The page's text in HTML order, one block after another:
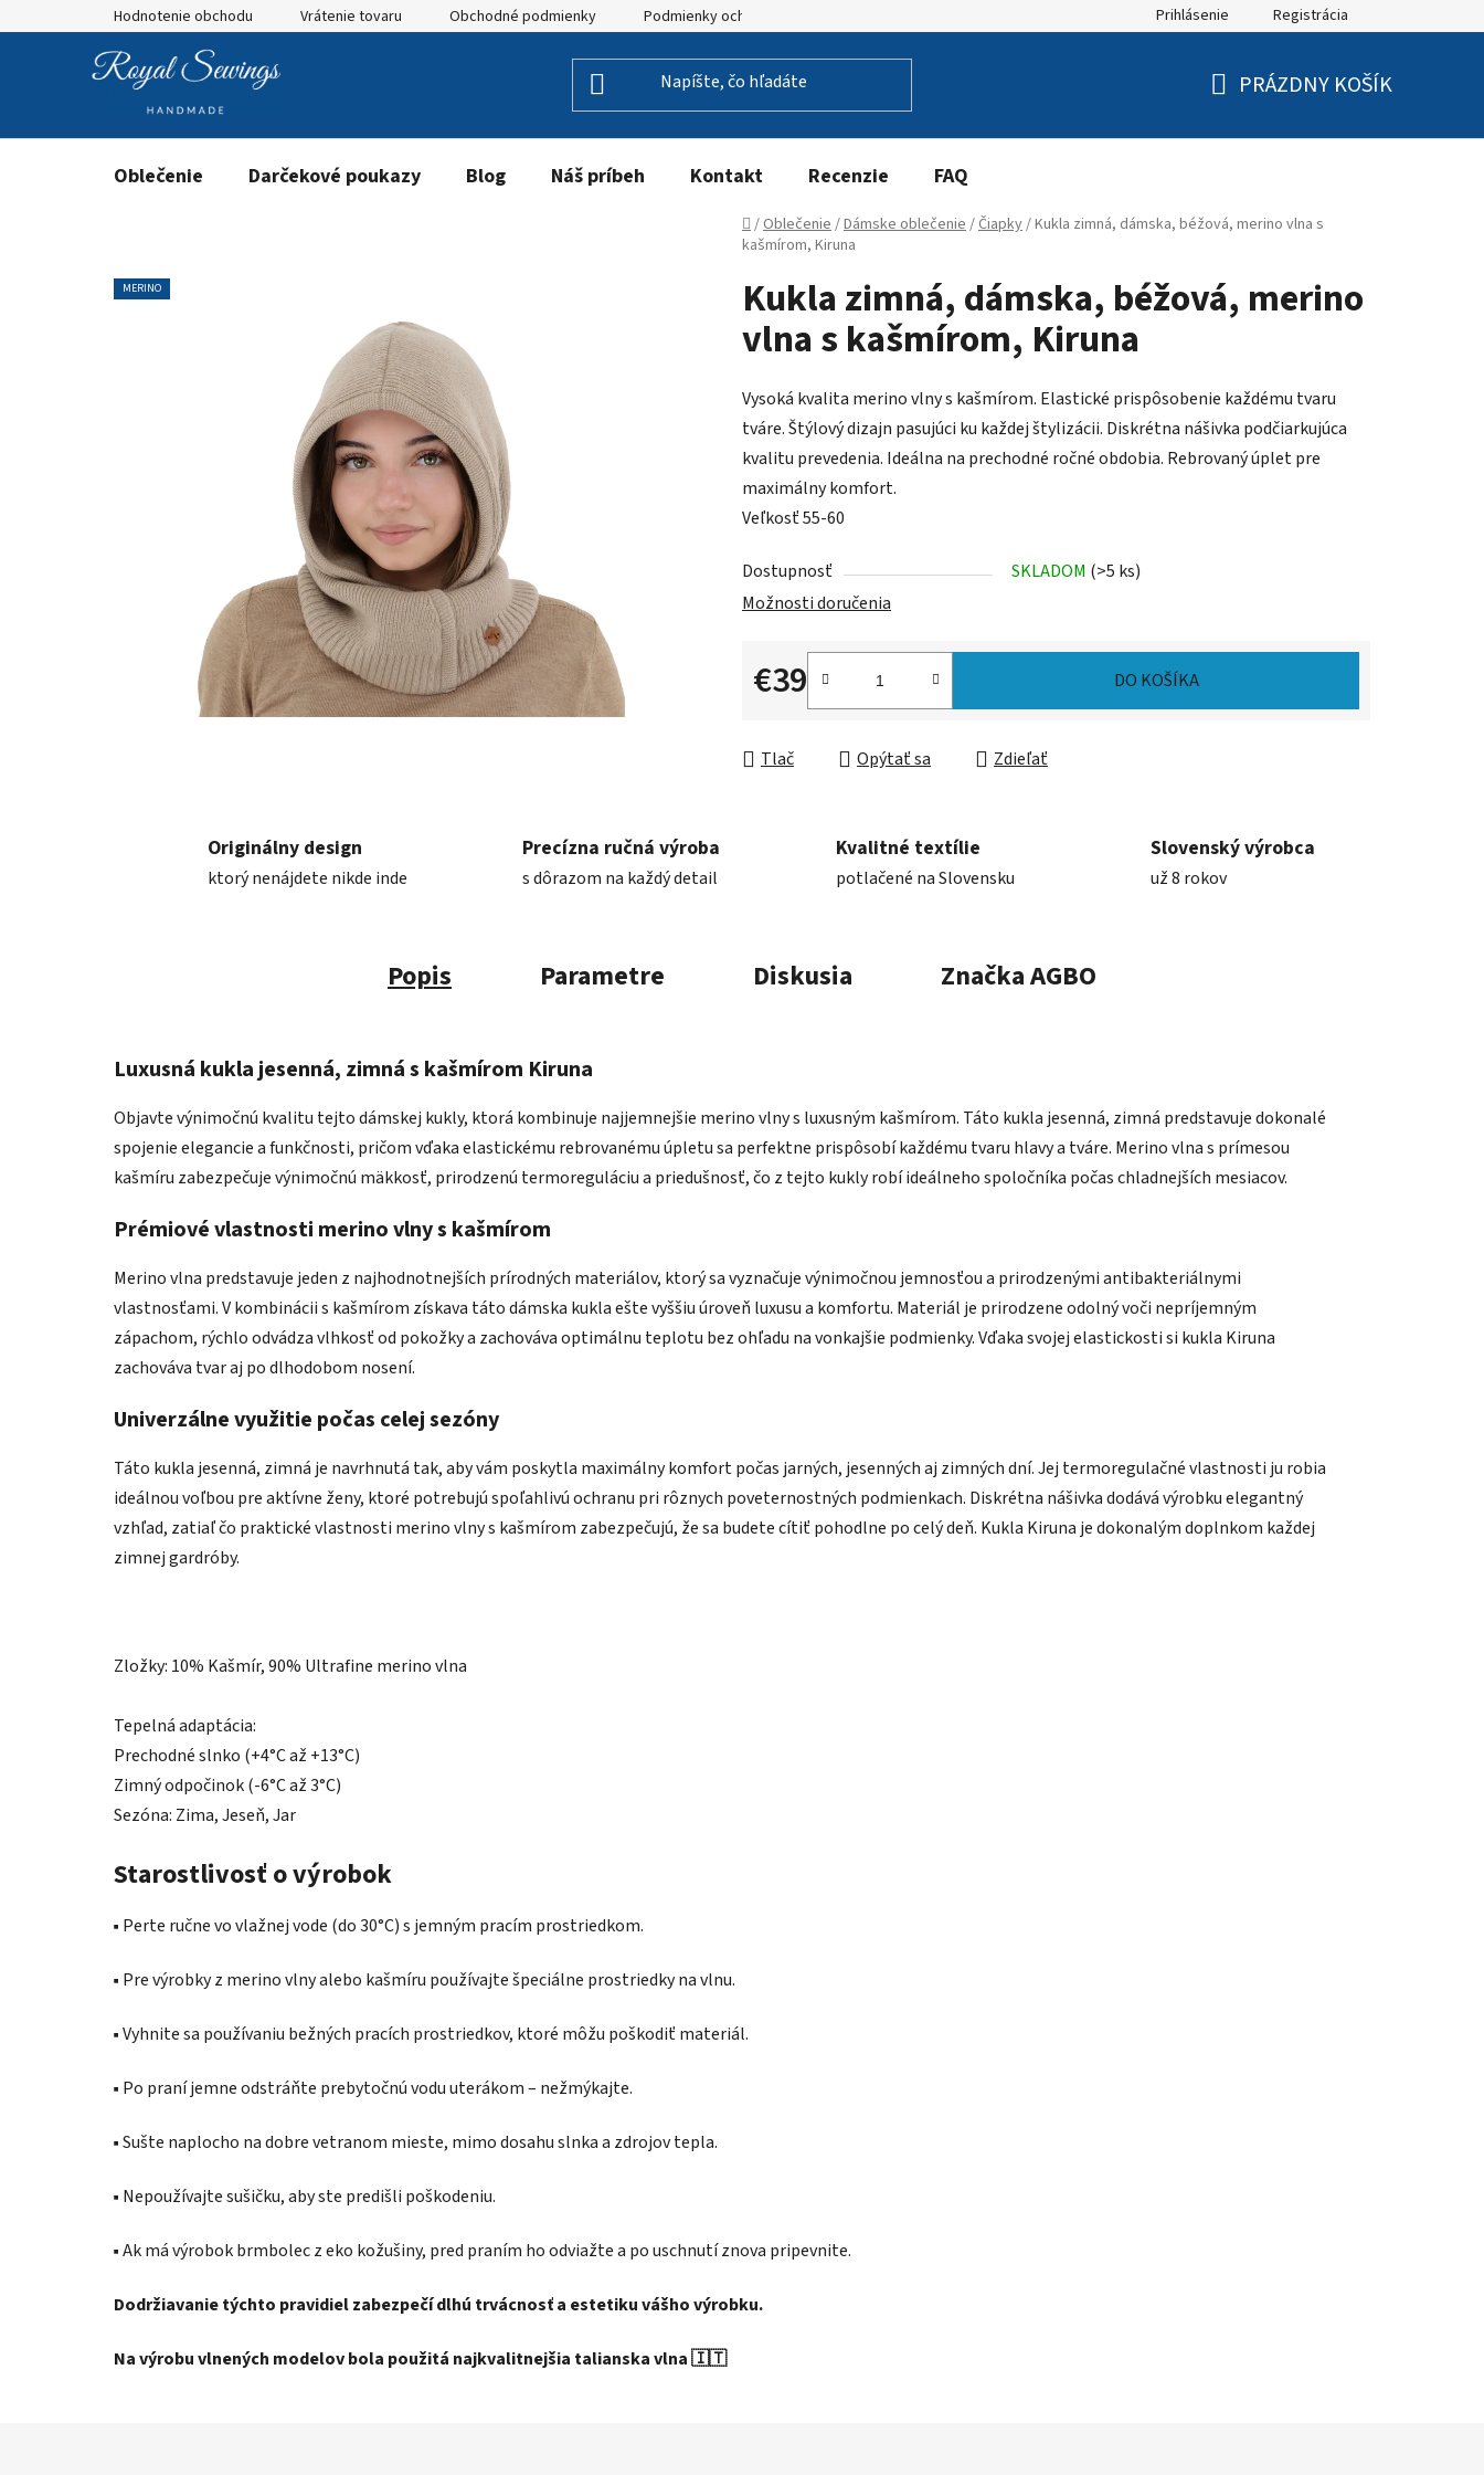
na
Hodnotenie obchodu Vrátenie tovaru Obchodné podmienky Podmienky ochrany osobných údajov Prihlásenie Registrácia
PRÁZDNY KOŠÍK
Oblečenie Darčekové poukazy Blog Náš príbeh Kontakt Recenzie FAQ
Domov
/Oblečenie/Dámske oblečenie/Čiapky/Kukla zimná, dámska, béžová, merino vlna s
kašmírom, Kiruna
Kukla zimná, dámska, béžová, merino
vlna s kašmírom, Kiruna
Vysoká kvalita merino vlny s kašmírom. Elastické prispôsobenie každému tvaru
tváre. Štýlový dizajn pasujúci ku každej štylizácii. Diskrétna nášivka podčiarkujúca
kvalitu prevedenia. Ideálna na prechodné ročné obdobia. Rebrovaný úplet pre
maximálny komfort.
Veľkosť 55-60
Dostupnosť SKLADOM (>5 ks)
Možnosti doručenia
€39
Jednotková cena:
DO KOŠÍKA
Tlač Opýtať sa Zdieľať
MERINO
Originálny design
ktorý nenájdete nikde inde
Precízna ručná výroba
s dôrazom na každý detail
Kvalitné textílie
potlačené na Slovensku
Slovenský výrobca
už 8 rokov
Popis Parametre Diskusia ZnačkaAGBO
Luxusná kukla jesenná, zimná s kašmírom Kiruna
Objavte výnimočnú kvalitu tejto dámskej kukly, ktorá kombinuje najjemnejšie merino vlny s luxusným kašmírom. Táto kukla jesenná, zimná predstavuje dokonalé
spojenie elegancie a funkčnosti, pričom vďaka elastickému rebrovanému úpletu sa perfektne prispôsobí každému tvaru hlavy a tváre. Merino vlna s prímesou
kašmíru zabezpečuje výnimočnú mäkkosť, prirodzenú termoreguláciu a priedušnosť, čo z tejto kukly robí ideálneho spoločníka počas chladnejších mesiacov.
Prémiové vlastnosti merino vlny s kašmírom
Merino vlna predstavuje jeden z najhodnotnejších prírodných materiálov, ktorý sa vyznačuje výnimočnou jemnosťou a prirodzenými antibakteriálnymi
vlastnosťami. V kombinácii s kašmírom získava táto dámska kukla ešte vyššiu úroveň luxusu a komfortu. Materiál je prirodzene odolný voči nepríjemným
zápachom, rýchlo odvádza vlhkosť od pokožky a zachováva optimálnu teplotu bez ohľadu na vonkajšie podmienky. Vďaka svojej elastickosti si kukla Kiruna
zachováva tvar aj po dlhodobom nosení.
Univerzálne využitie počas celej sezóny
Táto kukla jesenná, zimná je navrhnutá tak, aby vám poskytla maximálny komfort počas jarných, jesenných aj zimných dní. Jej termoregulačné vlastnosti ju robia
ideálnou voľbou pre aktívne ženy, ktoré potrebujú spoľahlivú ochranu pri rôznych poveternostných podmienkach. Diskrétna nášivka dodává výrobku elegantný
vzhľad, zatiaľ čo praktické vlastnosti merino vlny s kašmírom zabezpečujú, že sa budete cítiť pohodlne po celý deň. Kukla Kiruna je dokonalým doplnkom každej
zimnej gardróby.
Zložky: 10% Kašmír, 90% Ultrafine merino vlna
Tepelná adaptácia:
Prechodné slnko (+4°C až +13°C)
Zimný odpočinok (-6°C až 3°C)
Sezóna: Zima,Jeseň,Jar
Starostlivosť o výrobok
▪️ Perte ručne vo vlažnej vode (do 30°C) s jemným pracím prostriedkom.
▪️ Pre výrobky z merino vlny alebo kašmíru používajte špeciálne prostriedky na vlnu.
▪️ Vyhnite sa používaniu bežných pracích prostriedkov, ktoré môžu poškodiť materiál.
▪️ Po praní jemne odstráňte prebytočnú vodu uterákom – nežmýkajte.
▪️ Sušte naplocho na dobre vetranom mieste, mimo dosahu slnka a zdrojov tepla.
▪️ Nepoužívajte sušičku, aby ste predišli poškodeniu.
▪️ Ak má výrobok brmbolec z eko kožušiny, pred praním ho odviažte a po uschnutí znova pripevnite.
Dodržiavanie týchto pravidiel zabezpečí dlhú trvácnosť a estetiku vášho výrobku.
Na výrobu vlnených modelov bola použitá najkvalitnejšia talianska vlna 🇮🇹